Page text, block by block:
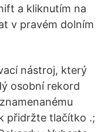
a kliknutím na
v pravém dolním
nástroj, který
osobní rekord
přidržte tlačítko .;